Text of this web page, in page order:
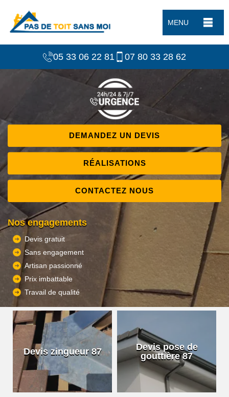
MENU
05 33 06 22 81 07 80 33 28 62
DEMANDEZ UN DEVIS
RÉALISATIONS
CONTACTEZ NOUS
Nos engagements
Devis gratuit
Sans engagement
Artisan passionné
Prix imbattable
Travail de qualité
Devis zingueur 87
Devis pose de
gouttière 87